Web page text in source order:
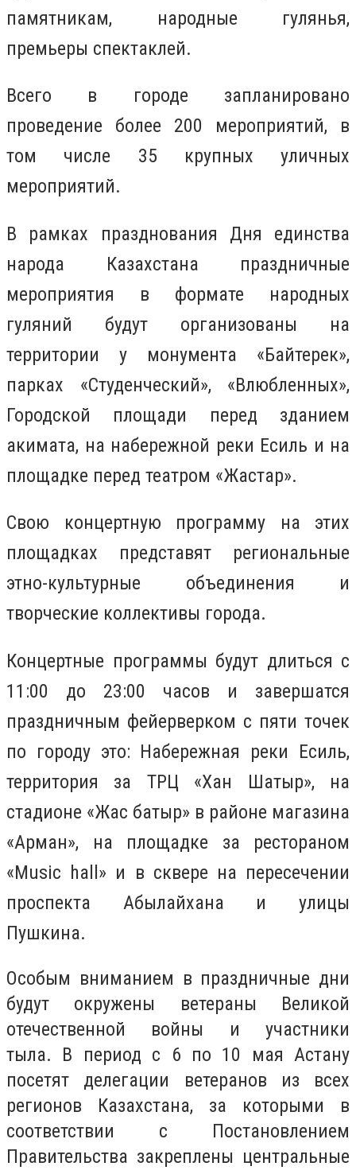
памятникам, народные гулянья,
премьеры спектаклей.
Всего в городе запланировано
проведение более 200 мероприятий, в
том числе 35 крупных уличных
мероприятий.
В рамках празднования Дня единства
народа Казахстана праздничные
мероприятия в формате народных
гуляний будут организованы на
территории у монумента «Байтерек»,
парках «Студенческий», «Влюбленных»,
Городской площади перед зданием
акимата, на набережной реки Есиль и на
площадке перед театром «Жастар».
Свою концертную программу на этих
площадках представят региональные
этно-культурные объединения и
творческие коллективы города.
Концертные программы будут длиться с
11:00 до 23:00 часов и завершатся
праздничным фейерверком с пяти точек
по городу это: Набережная реки Есиль,
территория за ТРЦ «Хан Шатыр», на
стадионе «Жас батыр» в районе магазина
«Арман», на площадке за рестораном
«Music hall» и в сквере на пересечении
проспекта Абылайхана и улицы
Пушкина.
Особым вниманием в праздничные дни
будут окружены ветераны Великой
отечественной войны и участники
тыла. В период с 6 по 10 мая Астану
посетят делегации ветеранов из всех
регионов Казахстана, за которыми в
соответствии с Постановлением
Правительства закреплены центральные